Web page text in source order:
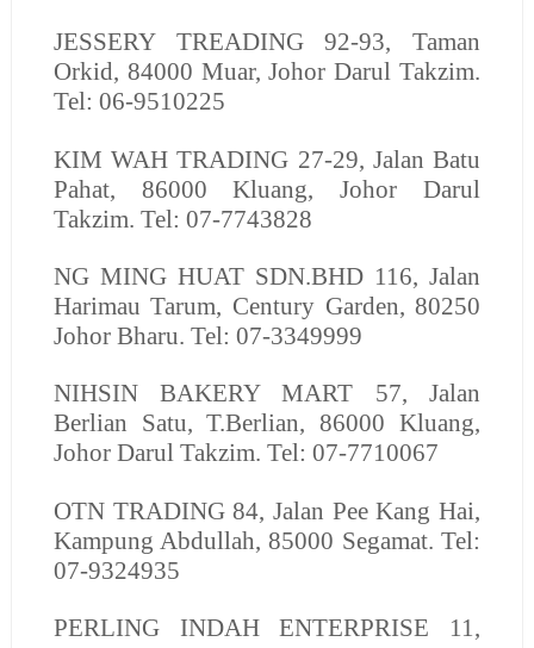
JESSERY TREADING92-93, Taman
Orkid, 84000 Muar, Johor Darul Takzim.
Tel: 06-9510225
KIM WAH TRADING 27-29, Jalan Batu
Pahat, 86000 Kluang, Johor Darul
Takzim. Tel: 07-7743828
NG MING HUAT SDN.BHD 116, Jalan
Harimau Tarum, Century Garden, 80250
Johor Bharu. Tel: 07-3349999
NIHSIN BAKERY MART 57, Jalan
Berlian Satu, T.Berlian, 86000 Kluang,
Johor Darul Takzim. Tel: 07-7710067
OTN TRADING84, Jalan Pee Kang Hai,
Kampung Abdullah, 85000 Segamat. Tel:
07-9324935
PERLING INDAH ENTERPRISE 11,